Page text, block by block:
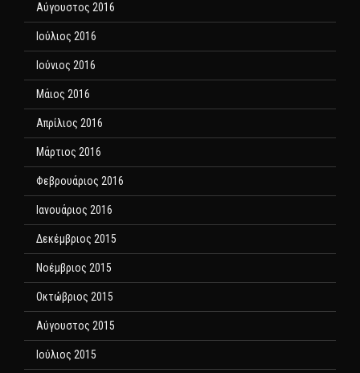
Αύγουστος 2016
Ιούλιος 2016
Ιούνιος 2016
Μάιος 2016
Απρίλιος 2016
Μάρτιος 2016
Φεβρουάριος 2016
Ιανουάριος 2016
Δεκέμβριος 2015
Νοέμβριος 2015
Οκτώβριος 2015
Αύγουστος 2015
Ιούλιος 2015